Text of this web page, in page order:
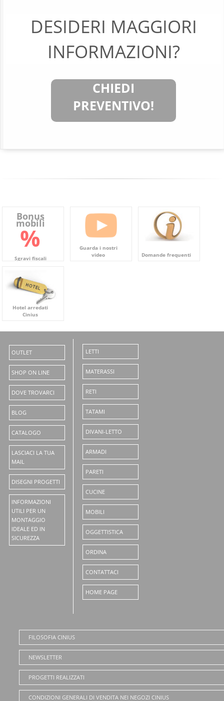
DESIDERI MAGGIORI
INFORMAZIONI?
CHIEDI
PREVENTIVO!
Bonus
mobili
%
Sgravi fiscali
Guarda i nostri
video
Domande frequenti
Hotel arredati
Cinius
OUTLET
SHOP ON LINE
DOVE TROVARCI
BLOG
CATALOGO
LASCIACI LA TUA
MAIL
DISEGNI PROGETTI
INFORMAZIONI
UTILI PER UN
MONTAGGIO
IDEALE ED IN
SICUREZZA
LETTI
MATERASSI
RETI
TATAMI
DIVANI-LETTO
ARMADI
PARETI
CUCINE
MOBILI
OGGETTISTICA
ORDINA
CONTATTACI
HOME PAGE
FILOSOFIA CINIUS
NEWSLETTER
PROGETTI REALIZZATI
CONDIZIONI GENERALI DI VENDITA NEI NEGOZI CINIUS